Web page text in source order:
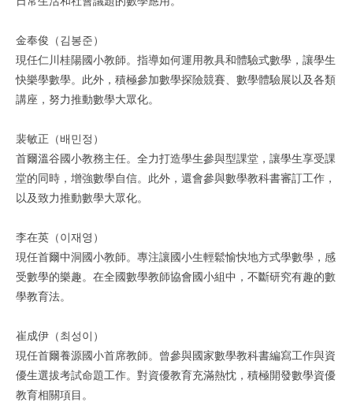
金奉俊（김봉준）
現任仁川桂陽國小教師。指導如何運用教具和體驗式數學，讓學生
快樂學數學。此外，積極參加數學探險競賽、數學體驗展以及各類
講座，努力推動數學大眾化。
裴敏正（배민정）
首爾溫谷國小教務主任。全力打造學生參與型課堂，讓學生享受課
堂的同時，增強數學自信。此外，還會參與數學教科書審訂工作，
以及致力推動數學大眾化。
李在英（이재영）
現任首爾中洞國小教師。專注讓國小生輕鬆愉快地方式學數學，感
受數學的樂趣。在全國數學教師協會國小組中，不斷研究有趣的數
學教育法。
崔成伊（최성이）
現任首爾養源國小首席教師。曾參與國家數學教科書編寫工作與資
優生選拔考試命題工作。對資優教育充滿熱忱，積極開發數學資優
教育相關項目。